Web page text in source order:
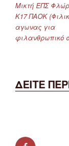
Μικτή ΕΠΣ
Κ17 ΠΑΟΚ
αγωνας για
φιλανθρωπικό
ΔΕΙΤΕ
facebook